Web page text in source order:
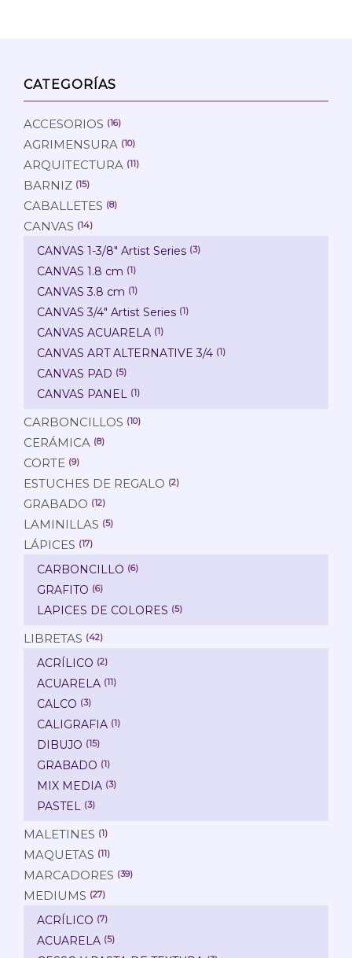
CATEGORÍAS
ACCESORIOS (16)
AGRIMENSURA (10)
ARQUITECTURA (11)
BARNIZ (15)
CABALLETES (8)
CANVAS (14)
CANVAS 1-3/8" Artist Series (3)
CANVAS 1.8 cm (1)
CANVAS 3.8 cm (1)
CANVAS 3/4" Artist Series (1)
CANVAS ACUARELA (1)
CANVAS ART ALTERNATIVE 3/4 (1)
CANVAS PAD (5)
CANVAS PANEL (1)
CARBONCILLOS (10)
CERÁMICA (8)
CORTE (9)
ESTUCHES DE REGALO (2)
GRABADO (12)
LAMINILLAS (5)
LÁPICES (17)
CARBONCILLO (6)
GRAFITO (6)
LAPICES DE COLORES (5)
LIBRETAS (42)
ACRÍLICO (2)
ACUARELA (11)
CALCO (3)
CALIGRAFIA (1)
DIBUJO (15)
GRABADO (1)
MIX MEDIA (3)
PASTEL (3)
MALETINES (1)
MAQUETAS (11)
MARCADORES (39)
MEDIUMS (27)
ACRÍLICO (7)
ACUARELA (5)